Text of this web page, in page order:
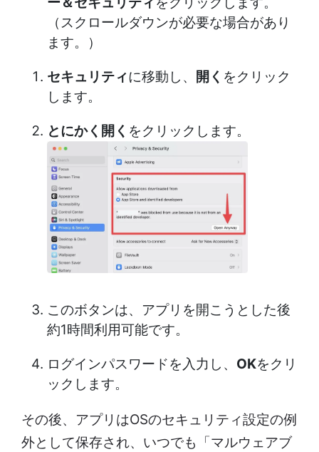
（スクロールダウンが必要な場合があり
ます。）
セキュリティに移動し、 開く をクリック
します。
とにかく開く をクリックします。
このボタンは、アプリを開こうとした後
約1時間利用可能です。
ログインパスワードを入力し、 OKをクリ
ックします。
その後、アプリはOSのセキュリティ設定の例
外として保存され、いつでも「マルウェアブ